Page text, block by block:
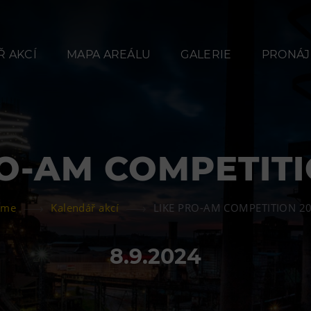
AKCÍ MAPA AREÁLU GALERIE
AM
Kalendář akcí LIKE PRO-AM COMPETITION
8.9.2024
Občerstvení
techniky
L’Osteria